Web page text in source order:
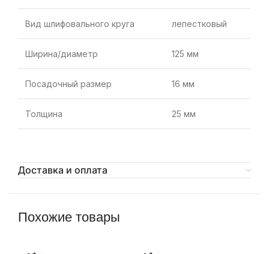
Вид шлифовального круга лепестковый
Ширина/диаметр 125 мм
Посадочный размер 16 мм
Толщина 25 мм
Доставка и оплата
Похожие товары